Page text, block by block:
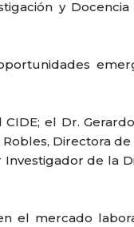
y Docencia
el Dr.
Directora
de la
el mercado